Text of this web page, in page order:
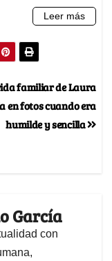
familiar de Laura
en fotos cuando era
humilde y sencilla
García
con